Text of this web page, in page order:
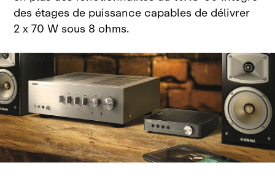
des étages de puissance capables de délivrer
2x70 W sous 8 ohms.